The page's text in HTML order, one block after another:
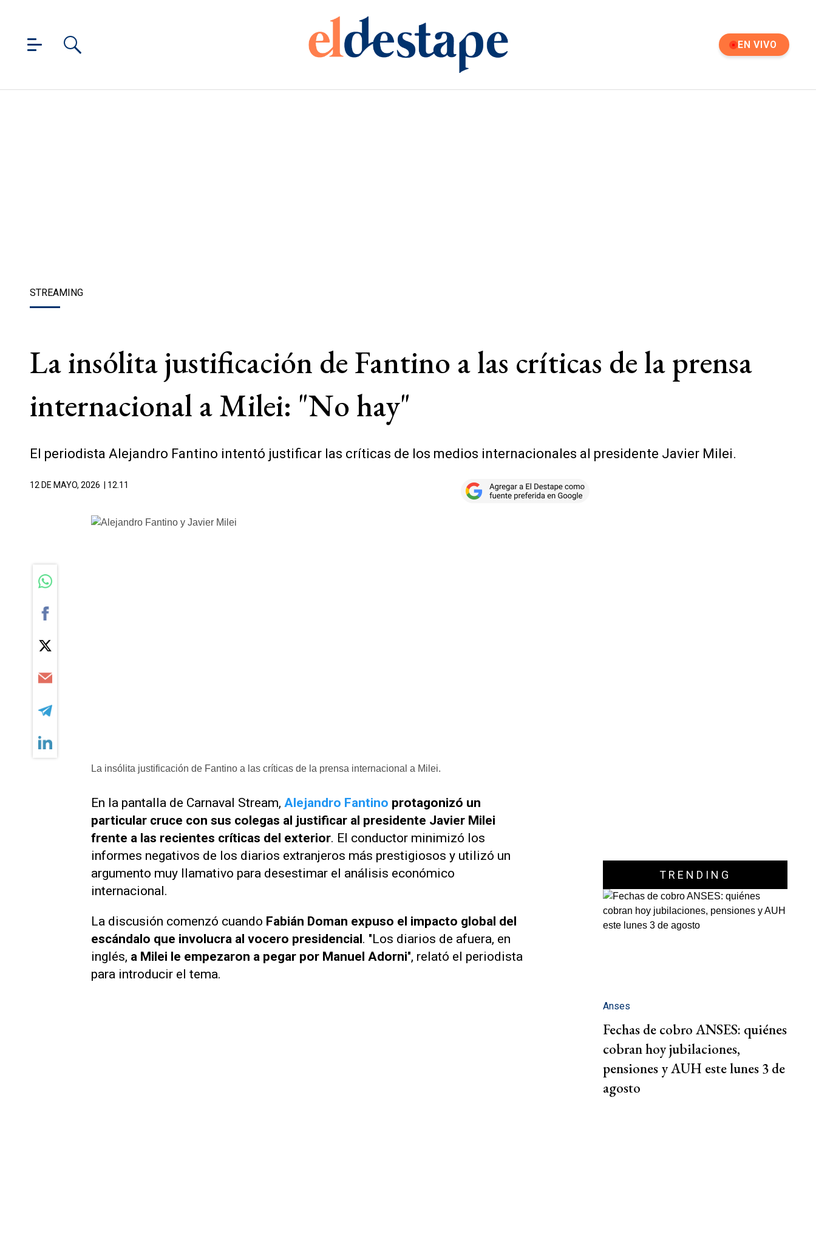
EN VIVO
STREAMING
La insólita justificación de Fantino a las críticas de la prensa
internacional a Milei: "No hay"
El periodista Alejandro Fantino intentó justificar las críticas de los medios internacionales al presidente Javier Milei.
12 DE MAYO, 2026 | 12.11
La insólita justificación de Fantino a las críticas de la prensa internacional a Milei.
En la pantalla de Carnaval Stream, Alejandro Fantino protagonizó un
particular cruce con sus colegas al justificar al presidente Javier Milei
frente a las recientes críticas del exterior. El conductor minimizó los
informes negativos de los diarios extranjeros más prestigiosos y utilizó un
argumento muy llamativo para desestimar el análisis económico
internacional.
La discusión comenzó cuando Fabián Doman expuso el impacto global del
escándalo que involucra al vocero presidencial. "Los diarios de afuera, en
inglés, a Milei le empezaron a pegar por Manuel Adorni", relató el periodista
para introducir el tema.
TRENDING
Anses
Fechas de cobro ANSES: quiénes
cobran hoy jubilaciones,
pensiones y AUH este lunes 3 de
agosto